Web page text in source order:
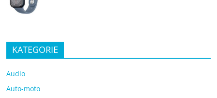
KATEGORIE
Audio
Auto-moto